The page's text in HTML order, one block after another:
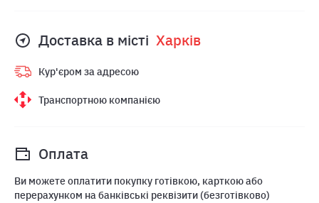
Доставка в місті Харкiв
Кур'єром за адресою
Транспортною компанією
Оплата
Ви можете оплатити покупку готівкою, карткою або
перерахунком на банківські реквізити (безготівково)